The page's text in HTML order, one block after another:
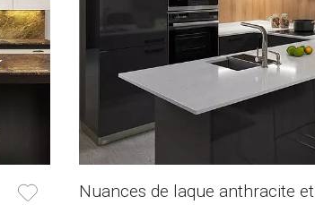
Nuances de laque anthracite et